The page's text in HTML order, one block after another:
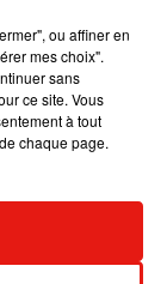
7 août 2026
Angèle et
ou affiner en
mes choix".
sans
ce site. Vous
à tout
chaque page.